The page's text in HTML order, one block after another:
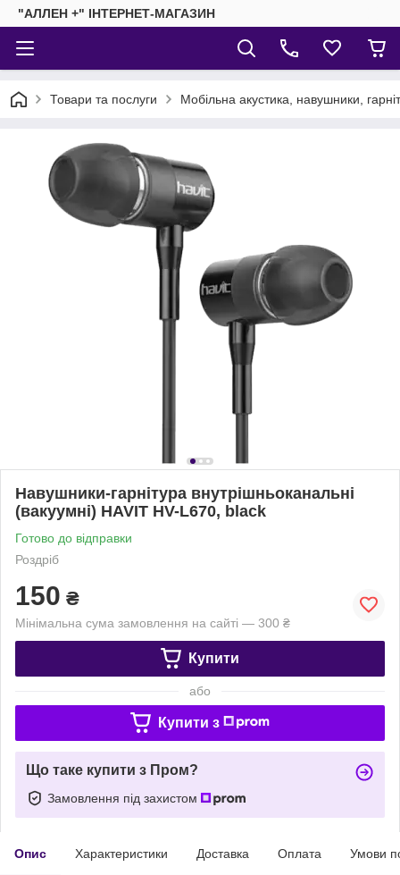
"АЛЛЕН +" ІНТЕРНЕТ-МАГАЗИН
Товари та послуги Мобільна акустика, навушники,
Навушники-гарнітура внутрішньоканальні
(вакуумні) HAVIT HV-L670, black
Готово до відправки
Роздріб
150 ₴
Мінімальна сума замовлення на сайті — 300 ₴
Купити
або
Купити з
Що таке купити з Пром?
Замовлення під захистом
Опис Характеристики Доставка Оплата Умови